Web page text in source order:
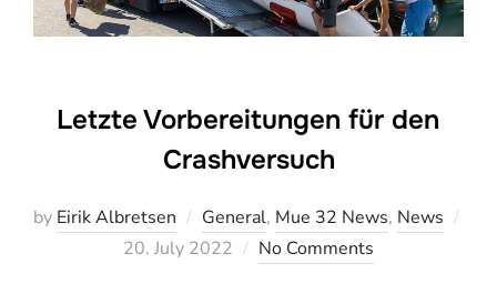
Letzte Vorbereitungen für den
Crashversuch
by Eirik Albretsen General, Mue 32 News, News
Veröffentlicht
20. July 2022 No Comments